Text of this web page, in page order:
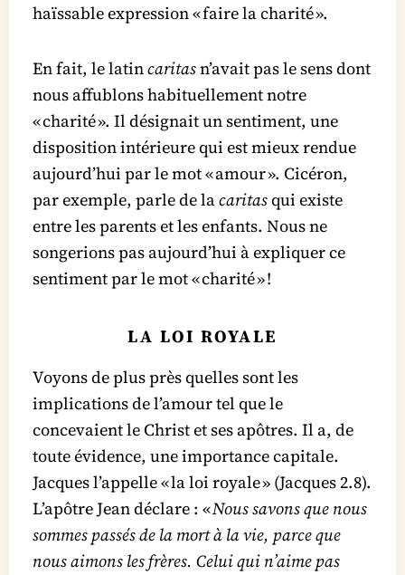
haïssable expression « faire la charité ».
En fait, le latincaritasn’avait pas le sens dont
nous affublons habituellement notre
« charité ». Il désignait un sentiment, une
disposition intérieure qui est mieux rendue
aujourd’hui par le mot « amour ». Cicéron,
par exemple, parle de lacaritasqui existe
entre les parents et les enfants. Nous ne
songerions pas aujourd’hui à expliquer ce
sentiment par le mot « charité » !
LA LOI ROYALE
Voyons de plus près quelles sont les
implications de l’amour tel que le
concevaient le Christ et ses apôtres. Il a, de
toute évidence, une importance capitale.
Jacques l’appelle « la loi royale » (Jacques 2.8).
L’apôtre Jean déclare : «Nous savons que nous
sommes passés de la mort à la vie, parce que
nous aimons les frères. Celui qui n’aime pas